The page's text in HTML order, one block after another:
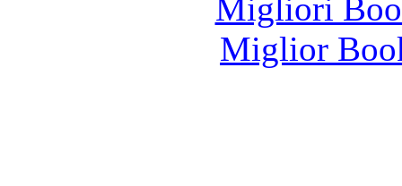
Migliori
Miglior